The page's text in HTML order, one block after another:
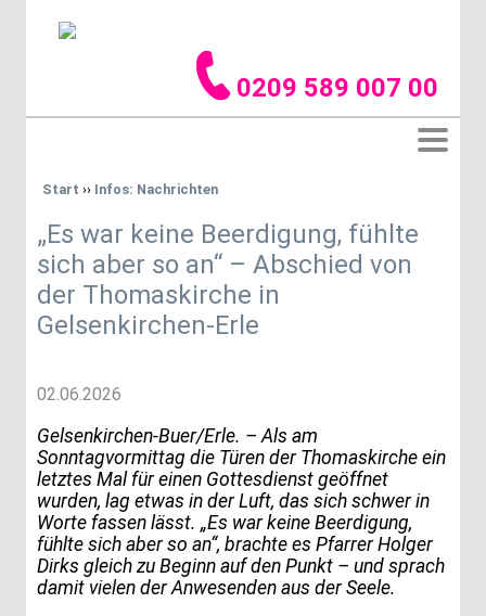
0209 589 007 00
Start ›› Infos: Nachrichten
„Es war keine Beerdigung, fühlte
sich aber so an“ – Abschied von
der Thomaskirche in
Gelsenkirchen-Erle
02.06.2026
Gelsenkirchen-Buer/Erle. – Als am
Sonntagvormittag die Türen der Thomaskirche ein
letztes Mal für einen Gottesdienst geöffnet
wurden, lag etwas in der Luft, das sich schwer in
Worte fassen lässt. „Es war keine Beerdigung,
fühlte sich aber so an“, brachte es Pfarrer Holger
Dirks gleich zu Beginn auf den Punkt – und sprach
damit vielen der Anwesenden aus der Seele.